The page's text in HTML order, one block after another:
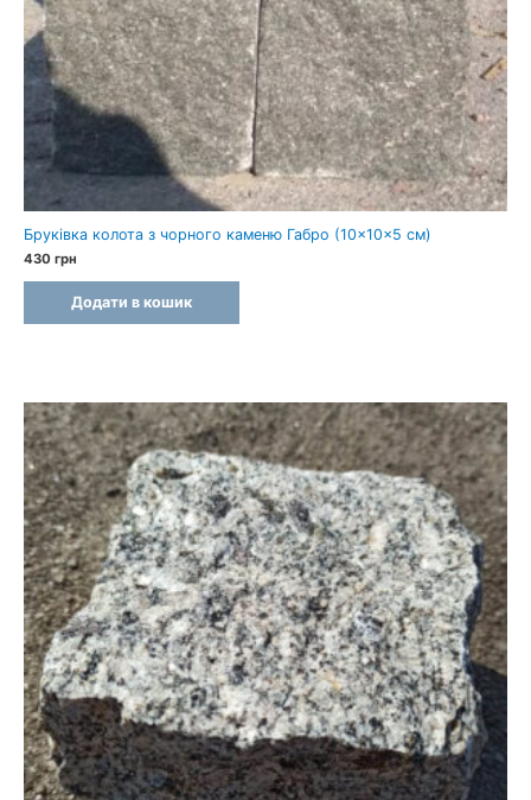
Бруківка колота з чорного каменю Габро (10×10×5 см)
430 грн
Додати в кошик